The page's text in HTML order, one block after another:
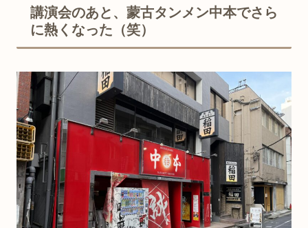
講演会のあと、蒙古タンメン中本でさら
に熱くなった（笑）